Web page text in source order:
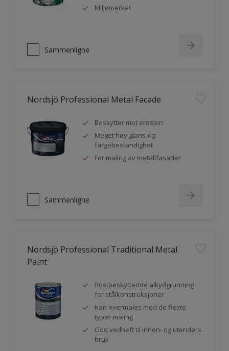
Miljømerket
Sammenligne
Nordsjö Professional Metal Facade
Beskytter mot erosjon
Meget høy glans-og
fargebestandighet
For maling av metallfasader
Sammenligne
Nordsjö Professional Traditional Metal
Paint
Rustbeskyttende alkydgrunning
for stålkonstruksjoner
Kan overmales med de fleste
typer maling
God vedheft til innen- og utendørs
bruk